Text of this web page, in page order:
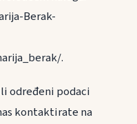
Berak-
.
određeni podaci
kontaktirate na